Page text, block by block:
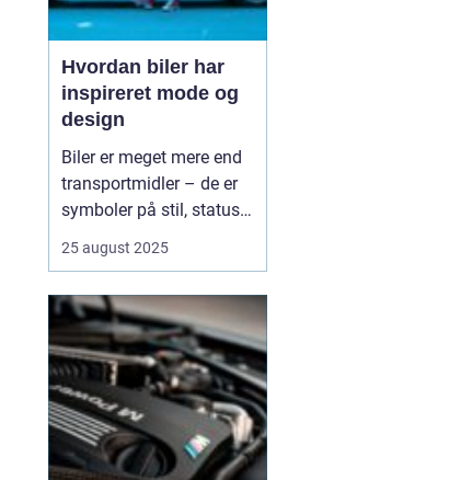
Hvordan biler har
inspireret mode og
design
Biler er meget mere end
transportmidler – de er
symboler på stil, status
tiden har bilernes former,
tydelige spor i mode- og
designverdenen. Fra de
glinsende kromdetaljer i
1950’ernes C...
25 august 2025